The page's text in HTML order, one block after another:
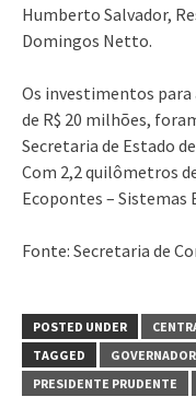
Humberto Salvador,
Domingos Netto.
Os investimentos para
de R$ 20 milhões,
Secretaria de Estado
Com 2,2 quilômetros
Ecopontes – Sistemas
Fonte: Secretaria de
POSTED UNDER
TAGGED
GOVERNADOR
PRESIDENTE PRUDENTE